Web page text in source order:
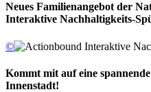
Neues Familienangebot der
Interaktive Nachhaltigkeits-
©
Kommt mit auf eine
Innenstadt!